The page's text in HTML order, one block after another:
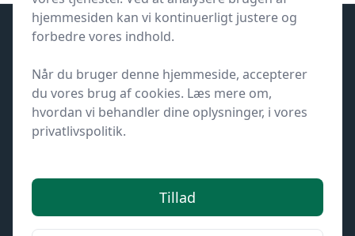
Udgivet iBlog
Når pensionen er fast, bør
lånevilkårene også være det
13. april 2026
hjemmesiden kan vi kontinuerligt justere og
forbedre vores indhold.
Når du bruger denne hjemmeside, accepterer
du vores brug af cookies. Læs mere om,
hvordan vi behandler dine oplysninger, i vores
privatlivspolitik.
Tillad